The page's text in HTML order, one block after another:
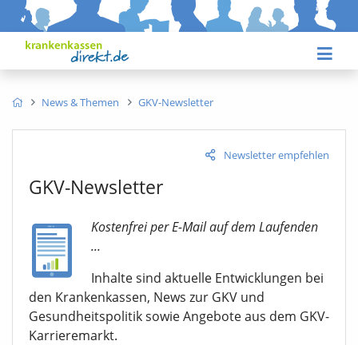
News & Themen GKV-Newsletter
Newsletter empfehlen
GKV-Newsletter
Kostenfrei per E-Mail auf dem Laufenden
...
Inhalte sind aktuelle Entwicklungen bei
den Krankenkassen, News zur GKV und
Gesundheitspolitik sowie Angebote aus dem GKV-
Karrieremarkt.